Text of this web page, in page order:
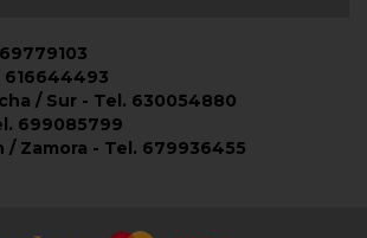
616644493
/ Sur - Tel. 630054880
699085799
/ Zamora - Tel. 679936455